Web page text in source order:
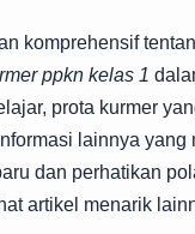
komprehensif
ppkn kelas 1
prota kurmer
lainnya yang
dan perhatikan
artikel menarik